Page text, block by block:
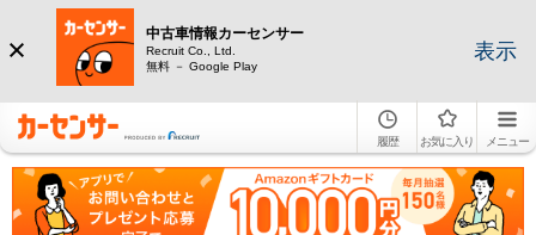
中古車情報カーセンサー
Recruit Co., Ltd.
無料 － Google Play
表示
履歴 お気に入り メニュー